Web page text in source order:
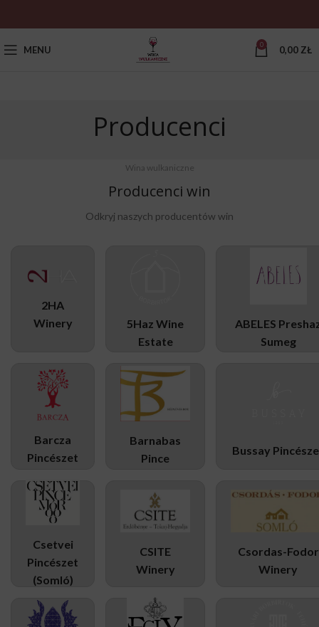
MENU 0 0,00 ZŁ
Producenci
Wina wulkaniczne
Producenci win
Odkryj naszych producentów win
2HA
Winery
5Haz Wine
Estate
ABELES
Sumeg
Barcza
Pincészet
Barnabas
Pince
Bussay
Csetvei
Pincészet
(Somló)
CSITE
Winery
Csordas-Fodor
Winery